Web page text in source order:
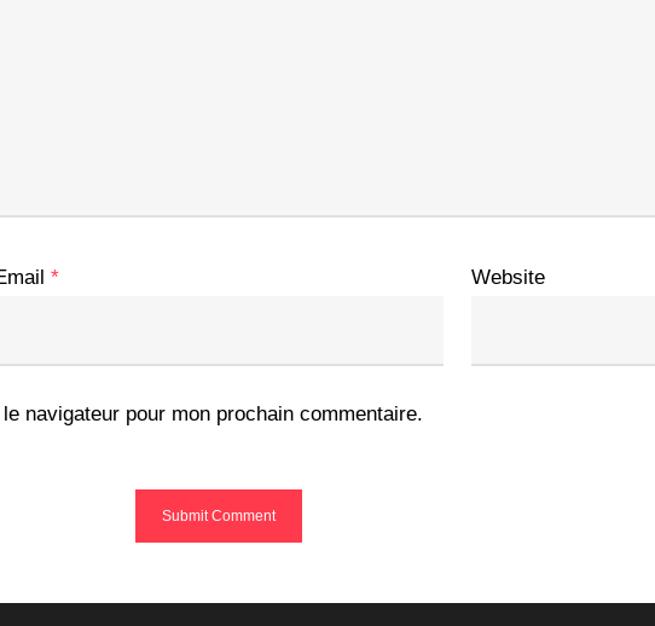
* Website
navigateur pour mon prochain commentaire.